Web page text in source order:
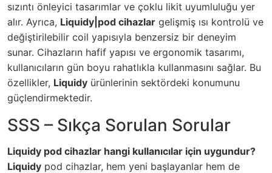
sızıntı önleyici tasarımlar ve çoklu likit uyumluluğu yer
alır. Ayrıca, Liquidy|pod cihazlar gelişmiş ısı kontrolü ve
değiştirilebilir coil yapısıyla benzersiz bir deneyim
sunar. Cihazların hafif yapısı ve ergonomik tasarımı,
kullanıcıların gün boyu rahatlıkla kullanmasını sağlar. Bu
özellikler, Liquidy ürünlerinin sektördeki konumunu
güçlendirmektedir.
SSS – Sıkça Sorulan Sorular
Liquidy pod cihazlar hangi kullanıcılar için uygundur?
Liquidy pod cihazlar, hem yeni başlayanlar hem de